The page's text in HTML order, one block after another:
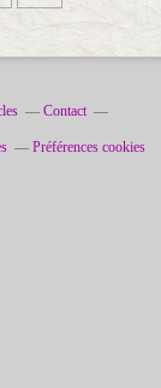
Contact
Préférences cookies